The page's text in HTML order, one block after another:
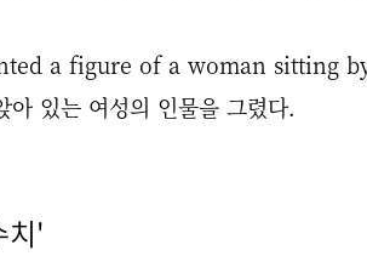
a figure of a woman sitting
아 있는 여성의 인물을 그렸다.
치'